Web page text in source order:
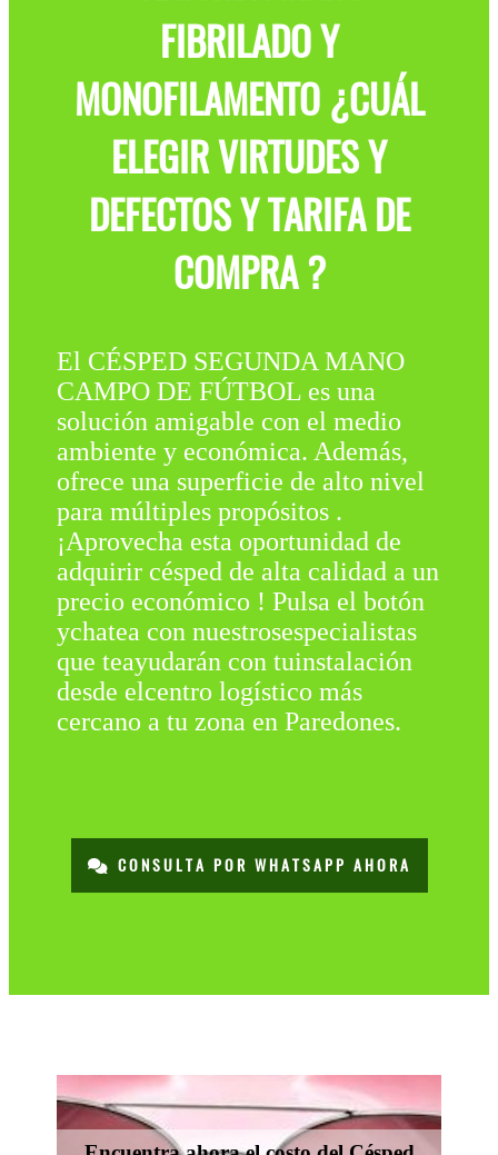
FIBRILADO Y
MONOFILAMENTO ¿CUÁL
ELEGIR VIRTUDES Y
DEFECTOS Y TARIFA DE
COMPRA ?
El CÉSPED SEGUNDA MANO
CAMPO DE FÚTBOL es una
solución amigable con el medio
ambiente y económica. Además,
ofrece una superficie de alto nivel
para múltiples propósitos .
¡Aprovecha esta oportunidad de
adquirir césped de alta calidad a un
precio económico ! Pulsa el botón
ychatea con nuestrosespecialistas
que teayudarán con tuinstalación
desde elcentro logístico más
cercano a tu zona en Paredones.
CONSULTA POR WHATSAPP AHORA